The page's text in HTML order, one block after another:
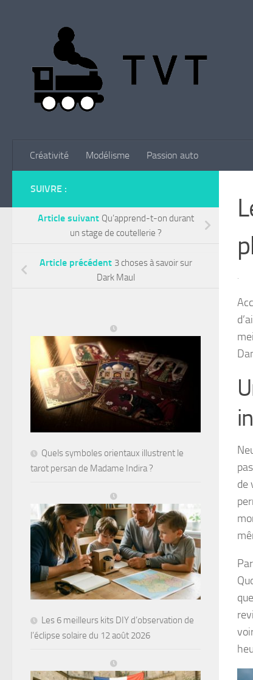
Créativité Modélisme Passion auto
·
de
SUIVRE :
Article suivant Qu’apprend-t-on durant
un stage de coutellerie ?
Article précédent 3 choses à savoir sur
Dark Maul
Quels symboles orientaux illustrent le
tarot persan de Madame Indira ?
Les 6 meilleurs kits DIY d’observation de
l’éclipse solaire du 12 août 2026